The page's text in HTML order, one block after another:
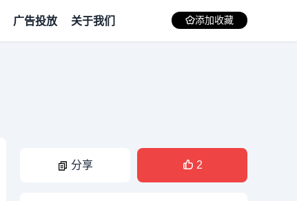
广告投放 关于我们 添加收藏
分享 2